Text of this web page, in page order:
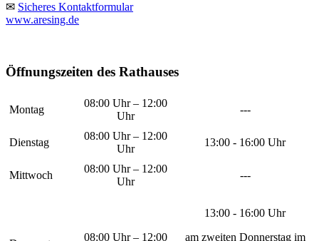
✉ Sicheres Kontaktformular
www.aresing.de
Öffnungszeiten des Rathauses
Montag
08:00 Uhr – 12:00
Uhr
---
Dienstag
08:00 Uhr – 12:00
Uhr
13:00 - 16:00 Uhr
Mittwoch
08:00 Uhr – 12:00
Uhr
---
08:00 Uhr – 12:00
13:00 - 16:00 Uhr
am zweiten Donnerstag im